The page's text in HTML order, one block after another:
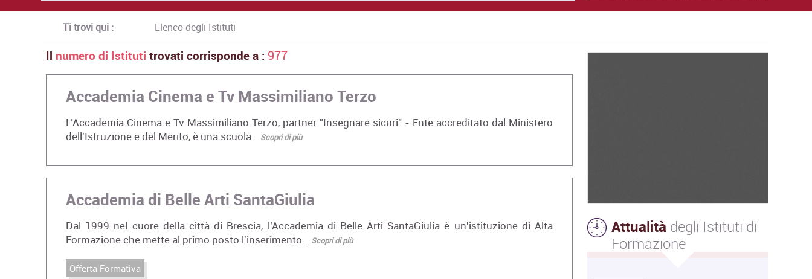
Ti trovi qui : Elenco degli Istituti
Il numero di Istituti trovati corrisponde a : 977
Accademia Cinema e Tv Massimiliano Terzo
L’Accademia Cinema e Tv Massimiliano Terzo, partner "Insegnare sicuri" - Ente accreditato dal Ministero
dell'Istruzione e del Merito, è una scuola… Scopri di più
Accademia di Belle Arti SantaGiulia
Dal 1999 nel cuore della città di Brescia, l’Accademia di Belle Arti SantaGiulia è un'istituzione di Alta
Formazione che mette al primo posto l'inserimento… Scopri di più
Offerta Formativa
Attualità degli Istituti di
Formazione